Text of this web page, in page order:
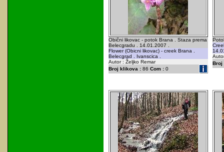
Obični likovac - potok Brana . Staza prema
Belecgradu . 14.01.2007 .
Flower (Obicni likovac) - creek Brana .
Belecgrad . Ivanscica .
Autor : Željko Remar
Broj klikova :86 Com :0
Broj